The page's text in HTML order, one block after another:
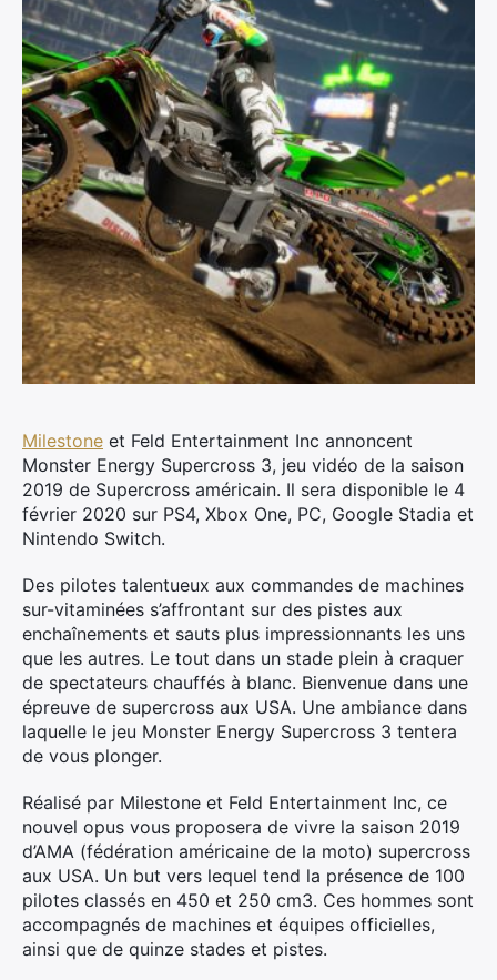
Milestone et Feld Entertainment Inc annoncent
Monster Energy Supercross 3, jeu vidéo de la saison
2019 de Supercross américain. Il sera disponible le 4
février 2020 sur PS4, Xbox One, PC, Google Stadia et
Nintendo Switch.
Des pilotes talentueux aux commandes de machines
sur-vitaminées s’affrontant sur des pistes aux
enchaînements et sauts plus impressionnants les uns
que les autres. Le tout dans un stade plein à craquer
de spectateurs chauffés à blanc. Bienvenue dans une
épreuve de supercross aux USA. Une ambiance dans
laquelle le jeu Monster Energy Supercross 3 tentera
de vous plonger.
Réalisé par Milestone et Feld Entertainment Inc, ce
nouvel opus vous proposera de vivre la saison 2019
d’AMA (fédération américaine de la moto) supercross
aux USA. Un but vers lequel tend la présence de 100
pilotes classés en 450 et 250 cm3. Ces hommes sont
accompagnés de machines et équipes officielles,
ainsi que de quinze stades et pistes.